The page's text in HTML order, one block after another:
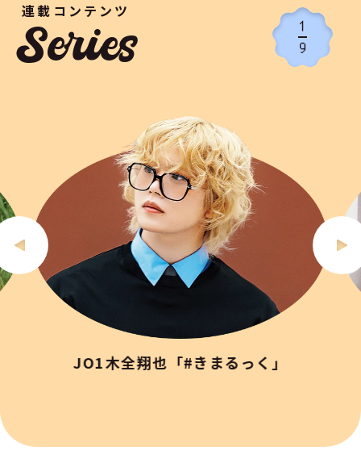
連載コンテンツ
Series
JO1木全翔也「#きまるっく」
1
9